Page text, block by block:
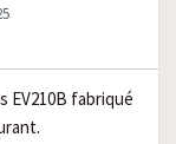
EV210B fabriqué